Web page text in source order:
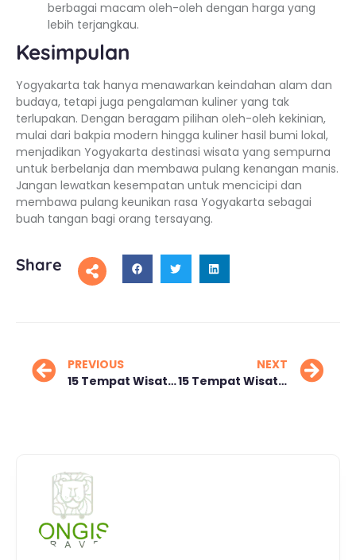
berbagai macam oleh-oleh dengan harga yang
lebih terjangkau.
Kesimpulan
Yogyakarta tak hanya menawarkan keindahan alam dan
budaya, tetapi juga pengalaman kuliner yang tak
terlupakan. Dengan beragam pilihan oleh-oleh kekinian,
mulai dari bakpia modern hingga kuliner hasil bumi lokal,
menjadikan Yogyakarta destinasi wisata yang sempurna
untuk berbelanja dan membawa pulang kenangan manis.
Jangan lewatkan kesempatan untuk mencicipi dan
membawa pulang keunikan rasa Yogyakarta sebagai
buah tangan bagi orang tersayang.
Share
PREVIOUS
15 Tempat Wisata Seru di Surabaya Jelajahi Alam Terbuka
NEXT
15 Tempat Wisata Keluarga Hemat di Sentul untuk Liburan